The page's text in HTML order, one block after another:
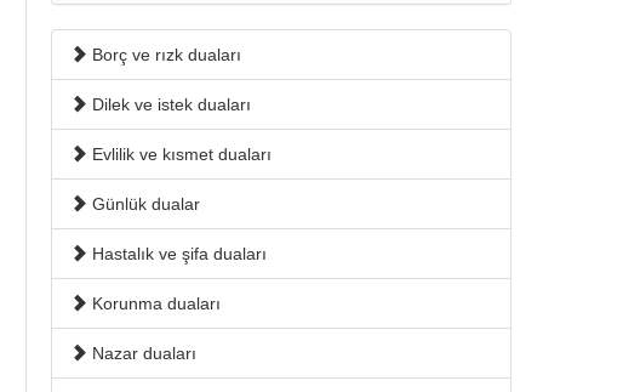
Borç ve rızk duaları
Dilek ve istek duaları
Evlilik ve kısmet duaları
Günlük dualar
Hastalık ve şifa duaları
Korunma duaları
Nazar duaları